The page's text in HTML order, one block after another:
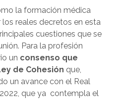
la formación médica
reales decretos en esta
cuestiones que se
Para la profesión
un consenso que
de Cohesión que,
un avance con el Real
que ya contempla el